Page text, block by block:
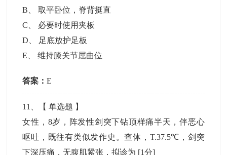
B 、取平卧位，脊背挺直
C
必要时使用夹板
D
足底放护足板
E 、维持膝关节屈曲位
答案：E
11 、【单选题 】
女性，8岁，阵发性剑突下钻顶样痛半天，伴恶心
呕吐，既往有类似发作史。查体，T.37.5℃，剑突
下深压痛，无腹肌紧张，拟诊为 [1分]